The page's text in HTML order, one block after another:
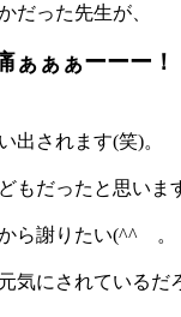
だった先生が、
ぁぁぁーーー！
出されます(笑)。
もだったと思いま
ら謝りたい(^^ ゞ。
気にされているだ